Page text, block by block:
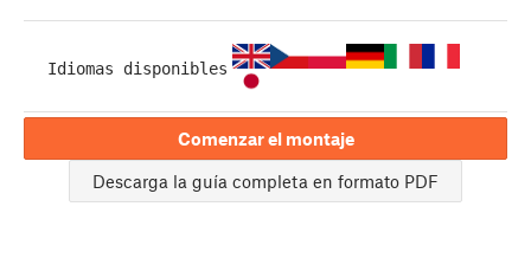
Idiomas disponibles
Comenzar el montaje
Descarga la guía completa en formato PDF